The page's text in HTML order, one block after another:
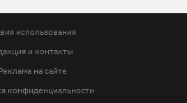
использования
и контакты
на сайте
конфиденциальности